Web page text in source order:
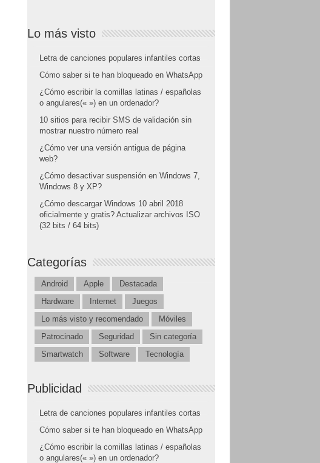
Lo más visto
Letra de canciones populares infantiles cortas
Cómo saber si te han bloqueado en WhatsApp
¿Cómo escribir la comillas latinas / españolas
o angulares(« ») en un ordenador?
10 sitios para recibir SMS de validación sin
mostrar nuestro número real
¿Cómo ver una versión antigua de página
web?
¿Cómo desactivar suspensión en Windows 7,
Windows 8 y XP?
¿Cómo descargar Windows 10 abril 2018
oficialmente y gratis? Actualizar archivos ISO
(32 bits / 64 bits)
Categorías
Android Apple
Destacada
Hardware
Internet
Juegos
Lo más visto y recomendado
Móviles
Patrocinado
Seguridad
Sin categoría
Smartwatch
Software Tecnología
Publicidad
Letra de canciones populares infantiles cortas
Cómo saber si te han bloqueado en WhatsApp
¿Cómo escribir la comillas latinas / españolas
o angulares(« ») en un ordenador?